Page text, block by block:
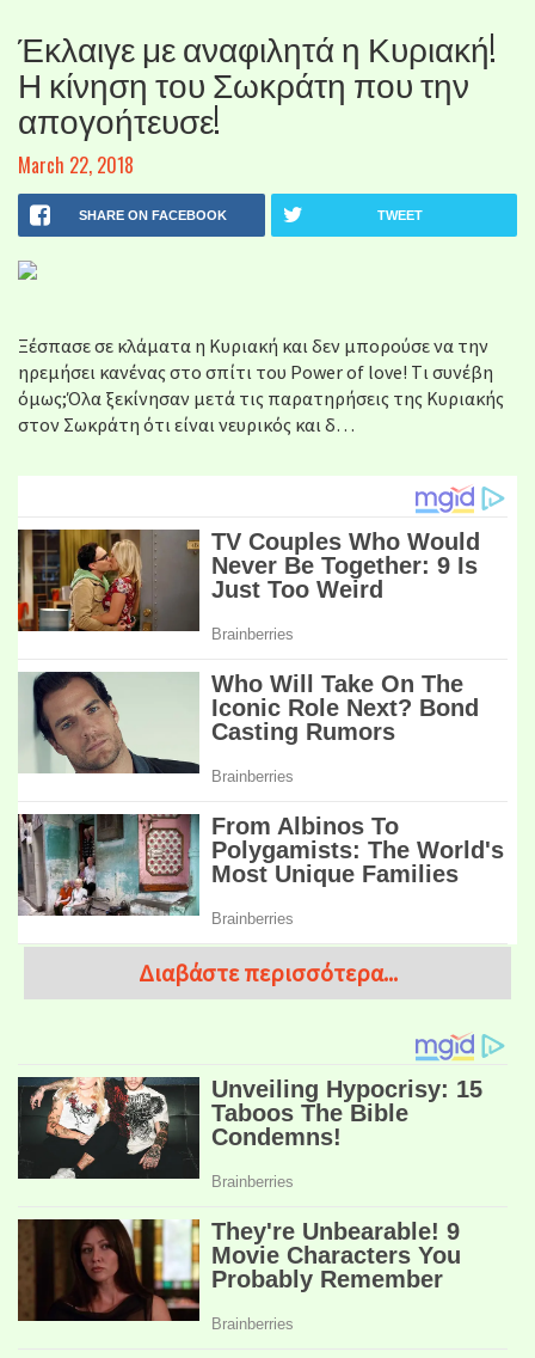
Έκλαιγε με αναφιλητά η Κυριακή!
Η κίνηση του Σωκράτη που την
απογοήτευσε!
March 22, 2018
SHARE ON FACEBOOK TWEET
Ξέσπασε σε κλάματα η Κυριακή και δεν μπορούσε να την
ηρεμήσει κανένας στο σπίτι του Power of love! Tι συνέβη
όμως;Όλα ξεκίνησαν μετά τις παρατηρήσεις της Κυριακής
στον Σωκράτη ότι είναι νευρικός και δ…
Διαβάστε περισσότερα...